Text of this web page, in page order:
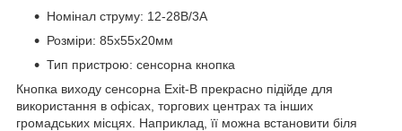
Номінал струму: 12-28В/3A
Розміри: 85х55х20мм
Тип пристрою: сенсорна кнопка
Кнопка виходу сенсорна Exit-B прекрасно підійде для
використання в офісах, торгових центрах та інших
громадських місцях. Наприклад, її можна встановити біля